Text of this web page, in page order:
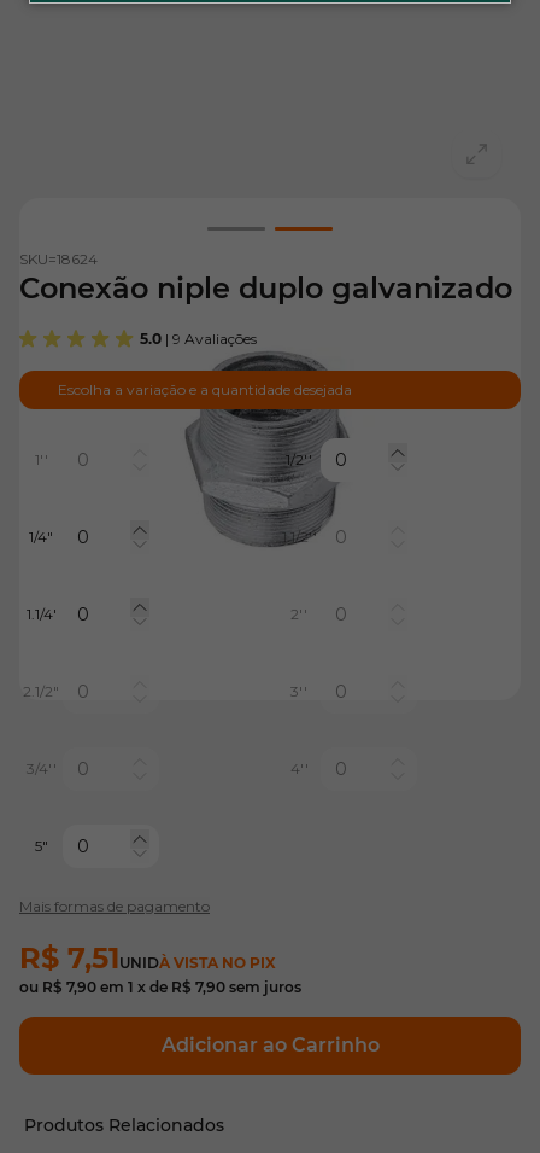
5.0 | 9 Avaliações
SKU=18624
Conexão niple duplo galvanizado
Escolha a variação e a quantidade desejada
1'' 1/2''
1/4" 1.1/2''
1.1/4' 2''
2.1/2" 3''
3/4'' 4''
5"
Mais formas de pagamento
R$ 7,51UNIDÀ VISTA NO PIX
ou R$ 7,90 em 1 x de R$ 7,90 sem juros
Adicionar ao Carrinho
Produtos Relacionados